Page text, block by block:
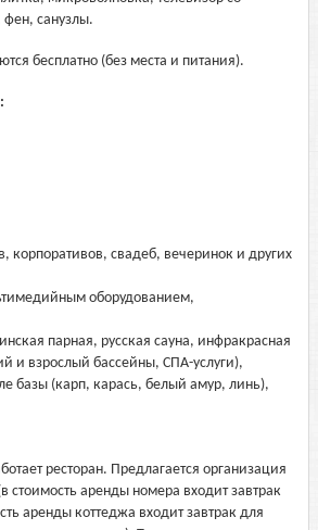
фен, санузлы.
бесплатно (без места и питания).
корпоративов, свадеб, вечеринок и других
оборудованием,
парная, русская сауна, инфракрасная
и взрослый бассейны, СПА-услуги),
базы (карп, карась, белый амур, линь),
ресторан. Предлагается организация
стоимость аренды номера входит завтрак
аренды коттеджа входит завтрак для